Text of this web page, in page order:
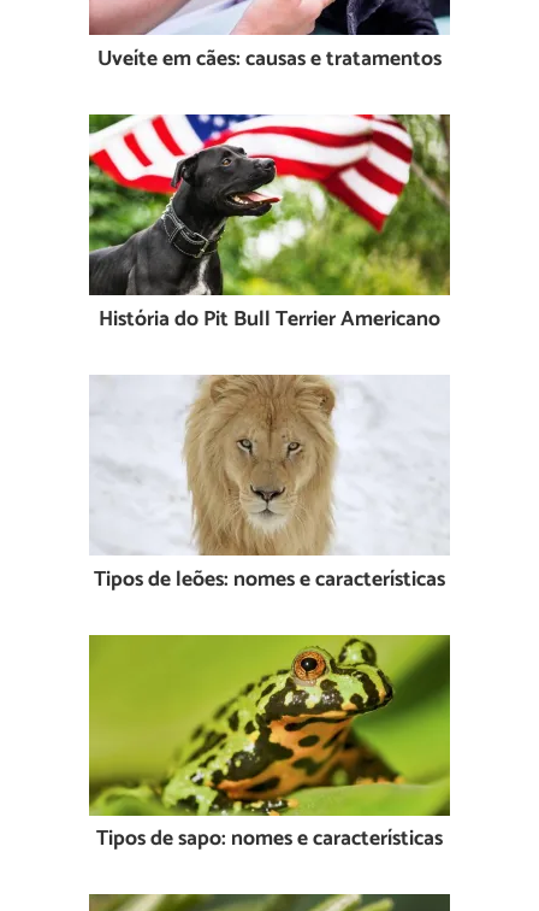
Uveíte em cães: causas e tratamentos
História do Pit Bull Terrier Americano
Tipos de leões: nomes e características
Tipos de sapo: nomes e características